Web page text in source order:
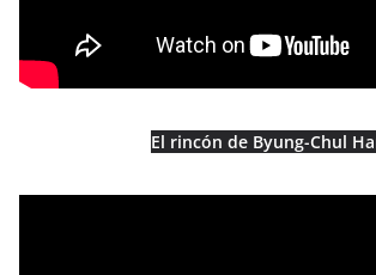
El rincón de Byung-Chul